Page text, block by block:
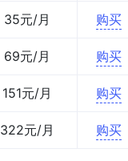
35元/月 购买
69元/月 购买
151元/月 购买
322元/月 购买